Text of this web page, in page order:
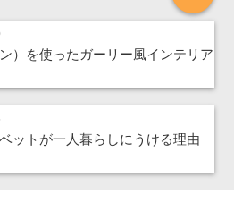
）を使ったガーリー風インテリア
ットが一人暮らしにうける理由